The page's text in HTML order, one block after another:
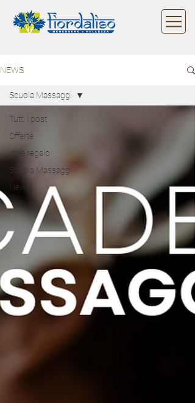
NEWS
Tutti i post
Offerte
Idee regalo
Scuola Massaggi
News
Scuola Massaggi